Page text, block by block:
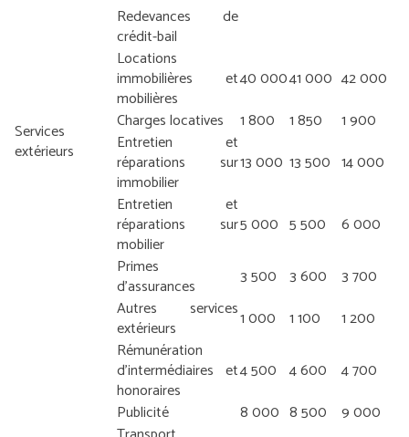
Services
extérieurs
Redevances de
crédit-bail
Locations
immobilières et
mobilières
40 00041 000 42 000
Charges locatives
1 800 1 850
1 900
Entretien et
réparations sur
immobilier
13 000 13 500 14 000
Entretien et
réparations sur
mobilier
5 000 5 500
6 000
Primes
d’assurances
3 500 3 600
3 700
Autres services
extérieurs
1 000 1 100 1 200
Rémunération
d’intermédiaires et
honoraires
4 500 4 600
4 700
Publicité
8 000 8 500
9 000